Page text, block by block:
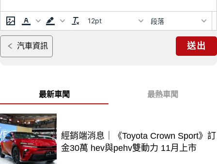
12pt 段落
汽車資訊 送出
最新車聞 最熱車聞
經銷端消息｜《Toyota Crown Sport》訂
金30萬 hev與pehv雙動力 11月上市